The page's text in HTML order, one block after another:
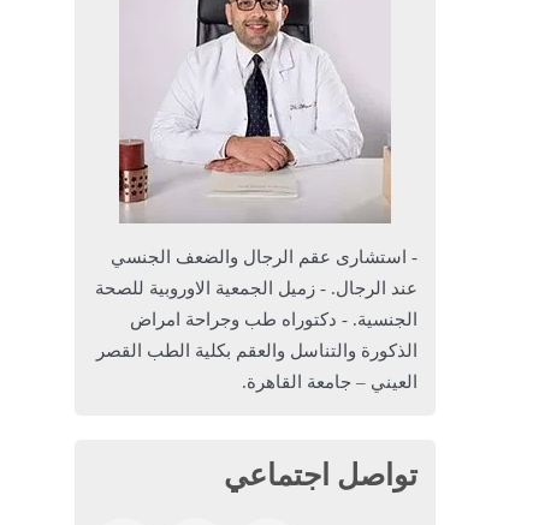
- استشارى عقم الرجال والضعف الجنسي
عند الرجال. - زميل الجمعية الاوروبية للصحة
الجنسية. - دكتوراه طب وجراحة امراض
الذكورة والتناسل والعقم بكلية الطب القصر
العيني – جامعة القاهرة.
تواصل اجتماعي